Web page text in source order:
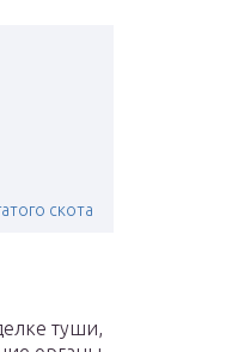
скота
туши,